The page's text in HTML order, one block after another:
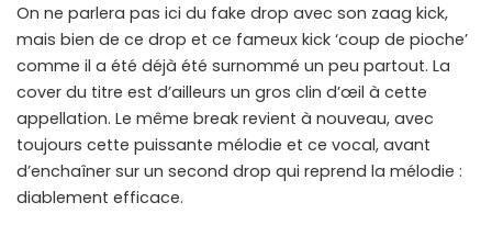
On ne parlera pas ici du fake drop avec son zaag kick,
mais bien de ce drop et ce fameux kick ‘coup de pioche’
comme il a été déjà été surnommé un peu partout. La
cover du titre est d’ailleurs un gros clin d’œil à cette
appellation. Le même break revient à nouveau, avec
toujours cette puissante mélodie et ce vocal, avant
d’enchaîner sur un second drop qui reprend la mélodie :
diablement efficace.